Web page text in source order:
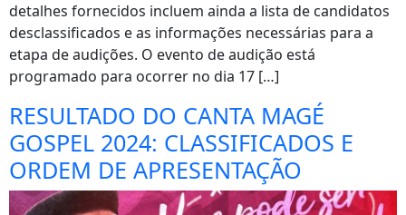
detalhes fornecidos incluem ainda a lista de candidatos
desclassificados e as informações necessárias para a
etapa de audições. O evento de audição está
programado para ocorrer no dia 17 […]
RESULTADO DO CANTA MAGÉ
GOSPEL 2024: CLASSIFICADOS E
ORDEM DE APRESENTAÇÃO